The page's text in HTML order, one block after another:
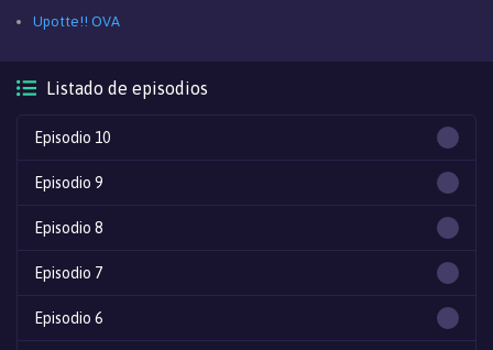
Upotte!! OVA
Listado de episodios
Episodio 10
Episodio 9
Episodio 8
Episodio 7
Episodio 6